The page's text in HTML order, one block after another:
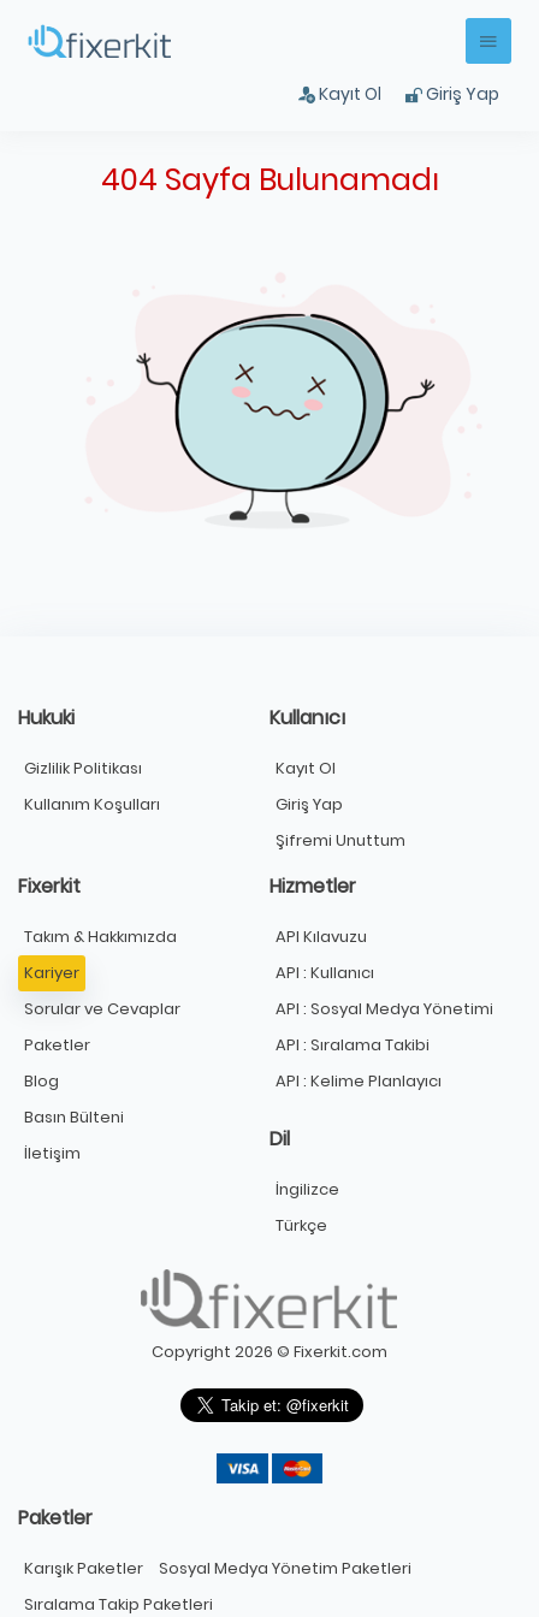
Kayıt Ol Giriş Yap
404 Sayfa Bulunamadı
Hukuki
Gizlilik Politikası
Kullanım Koşulları
Kullanıcı
Kayıt Ol
Giriş Yap
Şifremi Unuttum
Fixerkit
Takım & Hakkımızda
Kariyer
Sorular ve Cevaplar
Paketler
Blog
Basın Bülteni
İletişim
Hizmetler
API Kılavuzu
API : Kullanıcı
API : Sosyal Medya Yönetimi
API : Sıralama Takibi
API : Kelime Planlayıcı
Dil
İngilizce
Türkçe
Copyright 2026 © Fixerkit.com
Paketler
Karışık Paketler
Sosyal Medya Yönetim Paketleri
Sıralama Takip Paketleri